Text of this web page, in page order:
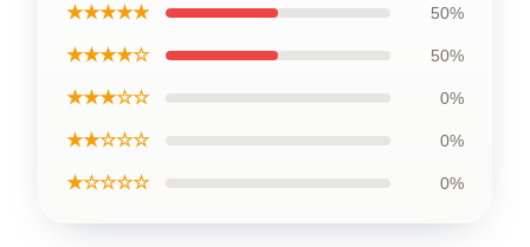
★★★★★ 50%
★★★★☆ 50%
★★★☆☆ 0%
★★☆☆☆ 0%
★☆☆☆☆ 0%